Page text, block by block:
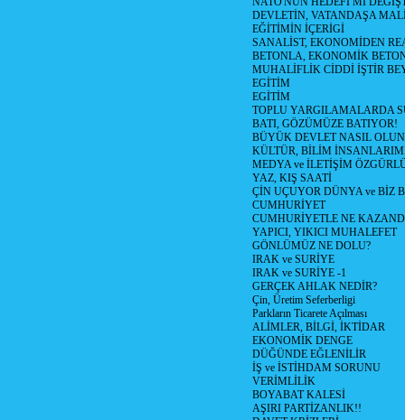
DEVLETİN, VATANDAŞA
EĞİTİMİN İÇERİGİ
SANALİST, EKONOMİDEN
BETONLA, EKONOMİK
MUHALİFLİK CİDDİ İŞTİR
EGİTİM
EGİTİM
TOPLU YARGILAMALARDA
BATI, GÖZÜMÜZE BATIYOR!
BÜYÜK DEVLET NASIL
KÜLTÜR, BİLİM
MEDYA ve İLETİŞİM
YAZ, KIŞ SAATİ
ÇİN UÇUYOR DÜNYA ve BİZ
CUMHURİYET
CUMHURİYETLE NE
YAPICI, YIKICI MUHALEFET
GÖNLÜMÜZ NE DOLU?
IRAK ve SURİYE
IRAK ve SURİYE -1
GERÇEK AHLAK NEDİR?
Çin, Üretim Seferberligi
Parkların Ticarete Açılması
ALİMLER, BİLGİ, İKTİDAR
EKONOMİK DENGE
DÜĞÜNDE EĞLENİLİR
İŞ ve İSTİHDAM SORUNU
VERİMLİLİK
BOYABAT KALESİ
AŞIRI PARTİZANLIK!!